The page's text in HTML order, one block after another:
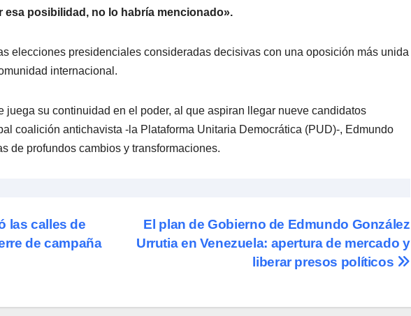
posibilidad, no lo habría mencionado».
elecciones presidenciales consideradas decisivas con una oposición más unida
internacional.
juega su continuidad en el poder, al que aspiran llegar nueve candidatos
coalición antichavista -la Plataforma Unitaria Democrática (PUD)-, Edmundo
de profundos cambios y transformaciones.
El plan de Gobierno de Edmundo González
Urrutia en Venezuela: apertura de mercado y
liberar presos políticos
las calles de
de campaña